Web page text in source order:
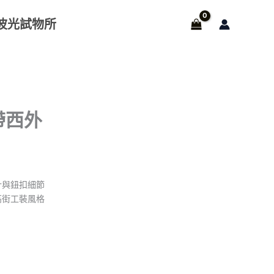
光試物所
西外
。
鈕扣細節
工裝風格